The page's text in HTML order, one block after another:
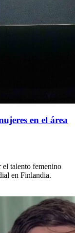
en el área
el talento femenino
en Finlandia.